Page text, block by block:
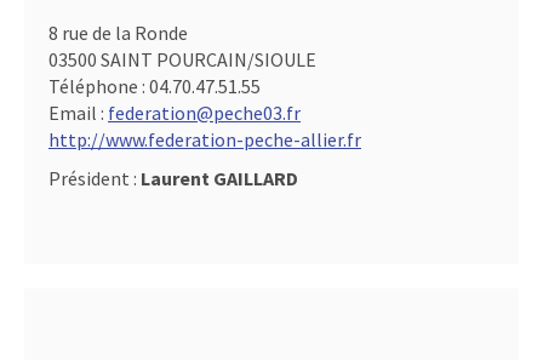
8 rue de la Ronde
03500 SAINT POURCAIN/SIOULE
Téléphone : 04.70.47.51.55
Email : federation@peche03.fr
http://www.federation-peche-allier.fr
Président : Laurent GAILLARD